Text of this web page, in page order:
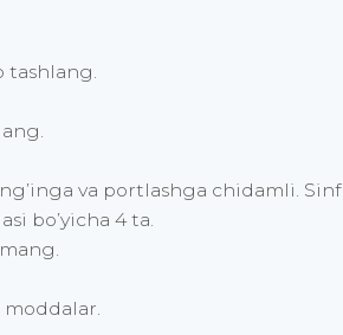
tashlang.
va portlashga chidamli. Sinf
bo’yicha 4 ta.